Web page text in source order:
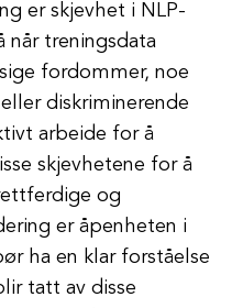
er skjevhet i NLP-
når treningsdata
fordommer, noe
diskriminerende
arbeide for å
skjevhetene for å
og
er åpenheten i
ha en klar forståelse
tatt av disse